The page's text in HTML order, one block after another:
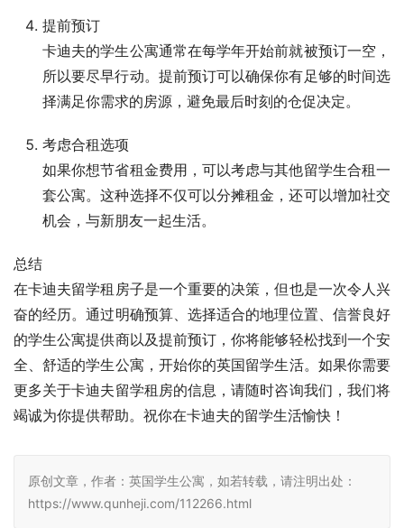
提前预订
卡迪夫的学生公寓通常在每学年开始前就被预订一空，
所以要尽早行动。提前预订可以确保你有足够的时间选
择满足你需求的房源，避免最后时刻的仓促决定。
考虑合租选项
如果你想节省租金费用，可以考虑与其他留学生合租一
套公寓。这种选择不仅可以分摊租金，还可以增加社交
机会，与新朋友一起生活。
总结
在卡迪夫留学租房子是一个重要的决策，但也是一次令人兴
奋的经历。通过明确预算、选择适合的地理位置、信誉良好
的学生公寓提供商以及提前预订，你将能够轻松找到一个安
全、舒适的学生公寓，开始你的英国留学生活。如果你需要
更多关于卡迪夫留学租房的信息，请随时咨询我们，我们将
竭诚为你提供帮助。祝你在卡迪夫的留学生活愉快！
原创文章，作者：英国学生公寓，如若转载，请注明出处：
https://www.qunheji.com/112266.html